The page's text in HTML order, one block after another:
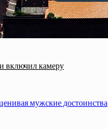
включил камеру
мужские достоинства